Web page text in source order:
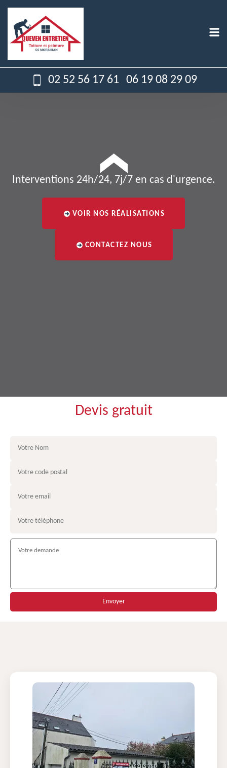
02 52 56 17 61 06 19 08 29 09
Interventions 24h/24, 7j/7 en cas d'urgence.
VOIR NOS RÉALISATIONS
CONTACTEZ NOUS
Devis gratuit